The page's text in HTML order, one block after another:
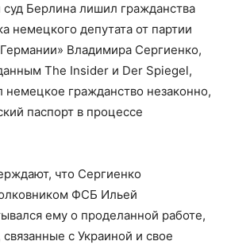
Берлина лишил гражданства
немецкого депутата от партии
Владимира Сергиенко,
The Insider и Der Spiegel,
немецкое гражданство незаконно,
паспорт в процессе
что Сергиенко
ФСБ Ильей
ему о проделанной работе,
с Украиной и свое